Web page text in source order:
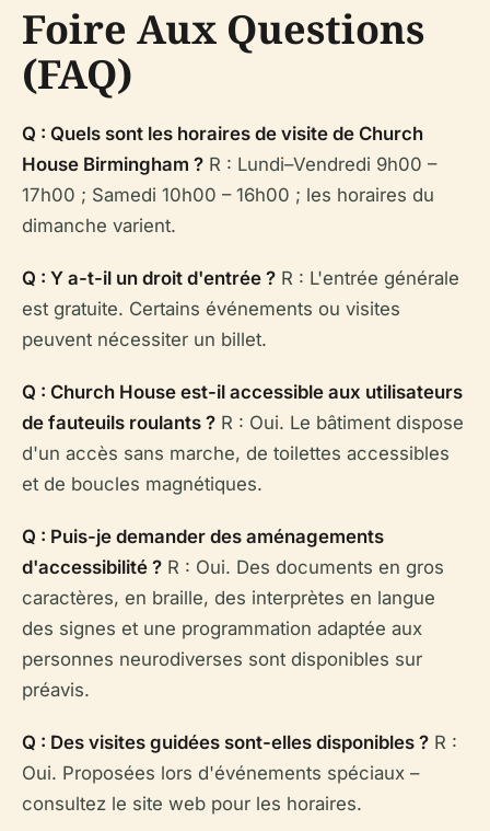
Foire Aux Questions
(FAQ)
Q : Quels sont les horaires de visite de Church
House Birmingham ? R : Lundi–Vendredi 9h00 –
17h00 ; Samedi 10h00 – 16h00 ; les horaires du
dimanche varient.
Q : Y a-t-il un droit d'entrée ? R : L'entrée générale
est gratuite. Certains événements ou visites
peuvent nécessiter un billet.
Q : Church House est-il accessible aux utilisateurs
de fauteuils roulants ? R : Oui. Le bâtiment dispose
d'un accès sans marche, de toilettes accessibles
et de boucles magnétiques.
Q : Puis-je demander des aménagements
d'accessibilité ? R : Oui. Des documents en gros
caractères, en braille, des interprètes en langue
des signes et une programmation adaptée aux
personnes neurodiverses sont disponibles sur
préavis.
Q : Des visites guidées sont-elles disponibles ? R :
Oui. Proposées lors d'événements spéciaux –
consultez le site web pour les horaires.